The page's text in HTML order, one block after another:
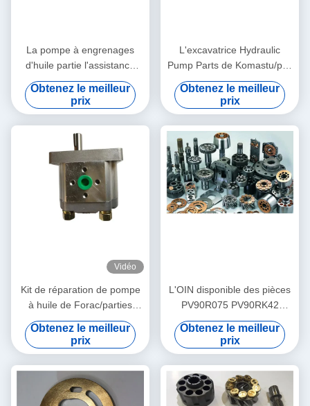
La pompe à engrenages
d'huile partie l'assistance
technique hydraulique
PVG100 PVG120 PVG075
d'excavatrice
Obtenez le meilleur
prix
L'excavatrice Hydraulic
Pump Parts de Komastu/plat
PC200-7 PC220 de valve a
adapté aux besoins du client
Obtenez le meilleur
prix
Vidéo
Kit de réparation de pompe
à huile de Forac/parties
hydrauliques de pompe à
engrenages expédition - de
3 jours ouvrables
Obtenez le meilleur
prix
L'OIN disponible des pièces
PV90R075 PV90RK42
PV90L42 de pompe à piston
de Nachi certifient
Obtenez le meilleur
prix